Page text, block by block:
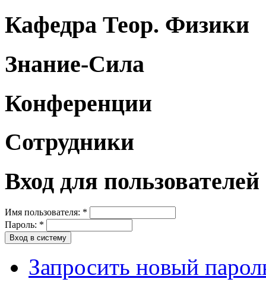
Кафедра Теор. Физики
Знание-Сила
Конференции
Сотрудники
Вход для пользователей
Имя пользователя: *
Пароль: *
Запросить новый